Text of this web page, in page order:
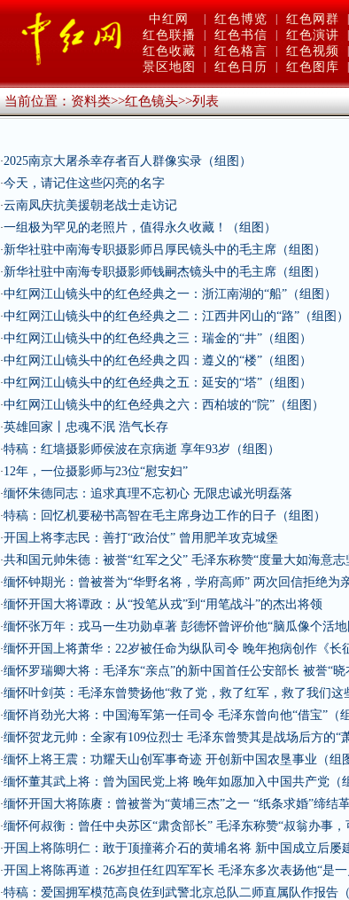
中红网 红色博览 红色网群
红色联播
红色书信 红色演讲
红色收藏
红色格言 红色视频
景区地图
红色日历 红色图库
当前位置：资料类>>红色镜头>>列表
·2025南京大屠杀幸存者百人群像实录（组图）
·今天，请记住这些闪亮的名字
·云南凤庆抗美援朝老战士走访记
·一组极为罕见的老照片，值得永久收藏！（组图）
·新华社驻中南海专职摄影师吕厚民镜头中的毛主席（组图）
·新华社驻中南海专职摄影师钱嗣杰镜头中的毛主席（组图）
·中红网江山镜头中的红色经典之一：浙江南湖的“船”（组图）
·中红网江山镜头中的红色经典之二：江西井冈山的“路”（组图）
·中红网江山镜头中的红色经典之三：瑞金的“井”（组图）
·中红网江山镜头中的红色经典之四：遵义的“楼”（组图）
·中红网江山镜头中的红色经典之五：延安的“塔”（组图）
·中红网江山镜头中的红色经典之六：西柏坡的“院”（组图）
·英雄回家丨忠魂不泯 浩气长存
·特稿：红墙摄影师侯波在京病逝 享年93岁（组图）
·12年，一位摄影师与23位“慰安妇”
·缅怀朱德同志：追求真理不忘初心 无限忠诚光明磊落
·特稿：回忆机要秘书高智在毛主席身边工作的日子（组图）
·开国上将李志民：善打“政治仗” 曾用肥羊攻克城堡
·共和国元帅朱德：被誉“红军之父” 毛泽东称赞“度量大如海意志
·缅怀钟期光：曾被誉为“华野名将，学府高师” 两次回信拒绝为
·缅怀开国大将谭政：从“投笔从戎”到“用笔战斗”的杰出将领
·缅怀张万年：戎马一生功勋卓著 彭德怀曾评价他“脑瓜像个活地
·缅怀开国上将萧华：22岁被任命为纵队司令 晚年抱病创作《长
·缅怀罗瑞卿大将：毛泽东“亲点”的新中国首任公安部长 被誉“
·缅怀叶剑英：毛泽东曾赞扬他“救了党，救了红军，救了我们这
·缅怀肖劲光大将：中国海军第一任司令 毛泽东曾向他“借宝”（组
·缅怀贺龙元帅：全家有109位烈士 毛泽东曾赞其是战场后方的“
·缅怀上将王震：功耀天山创军事奇迹 开创新中国农垦事业（组
·缅怀董其武上将：曾为国民党上将 晚年如愿加入中国共产党（
·缅怀开国大将陈赓：曾被誉为“黄埔三杰”之一 “纸条求婚”缔结
·缅怀何叔衡：曾任中央苏区“肃贪部长” 毛泽东称赞“叔翁办事，
·开国上将陈明仁：敢于顶撞蒋介石的黄埔名将 新中国成立后屡
·开国上将陈再道：26岁担任红四军军长 毛泽东多次表扬他“是一
·特稿：爱国拥军模范高良佐到武警北京总队二师直属队作报告（